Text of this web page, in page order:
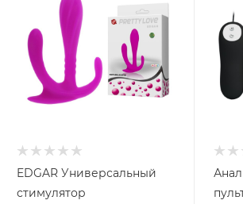
EDGAR Универсальный
стимулятор